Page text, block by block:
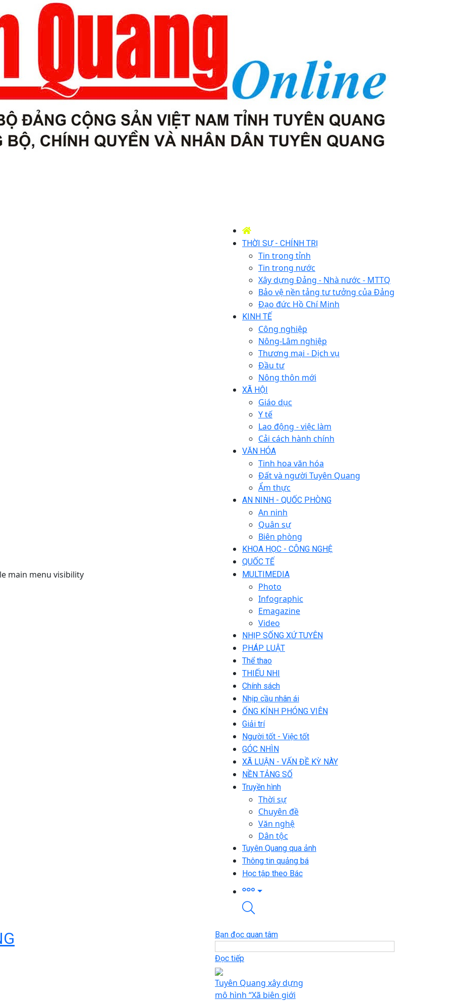
main menu visibility
THỜI SỰ - CHÍNH TRỊ
Tin trong tỉnh
Tin trong nước
Xây dựng Đảng - Nhà nước - MTTQ
Bảo vệ nền tảng tư tưởng của Đảng
Đạo đức Hồ Chí Minh
KINH TẾ
Công nghiệp
Nông-Lâm nghiệp
Thương mại - Dịch vụ
Đầu tư
Nông thôn mới
XÃ HỘI
Giáo dục
Y tế
Lao động - việc làm
Cải cách hành chính
VĂN HÓA
Tinh hoa văn hóa
Đất và người Tuyên Quang
Ẩm thực
AN NINH - QUỐC PHÒNG
An ninh
Quân sự
Biên phòng
KHOA HỌC - CÔNG NGHỆ
QUỐC TẾ
MULTIMEDIA
Photo
Infographic
Emagazine
Video
NHỊP SỐNG XỨ TUYÊN
PHÁP LUẬT
Thể thao
THIẾU NHI
Chính sách
Nhịp cầu nhân ái
ỐNG KÍNH PHÓNG VIÊN
Giải trí
Người tốt - Việc tốt
GÓC NHÌN
XÃ LUẬN - VẤN ĐỀ KỲ NÀY
NỀN TẢNG SỐ
Truyền hình
Thời sự
Chuyên đề
Văn nghệ
Dân tộc
Tuyên Quang qua ảnh
Thông tin quảng bá
Học tập theo Bác
Bạn đọc quan tâm
Đọc tiếp
Tuyên Quang xây dựng
mô hình “Xã biên giới